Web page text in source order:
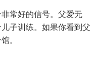
常好的信号。父爱无
子训练。如果你看到父
。